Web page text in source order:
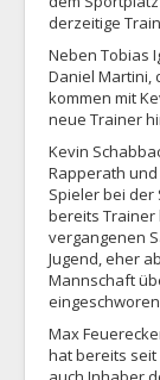
derzeitige
Neben Tobias
Daniel Martini,
kommen mit
neue Trainer
Kevin
Rapperath
Spieler bei der
bereits Trainer
vergangenen
Jugend, eher
Mannschaft
Max
hat bereits seit